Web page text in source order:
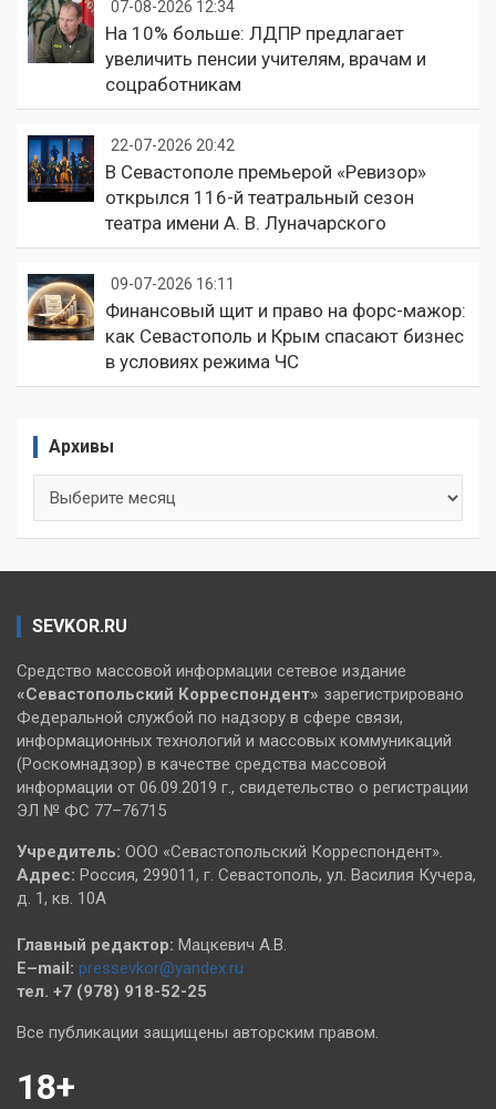
07-08-2026 12:34
На 10% больше: ЛДПР предлагает
увеличить пенсии учителям, врачам и
соцработникам
22-07-2026 20:42
В Севастополе премьерой «Ревизор»
открылся 116-й театральный сезон
театра имени А. В. Луначарского
09-07-2026 16:11
Финансовый щит и право на форс-мажор:
как Севастополь и Крым спасают бизнес
в условиях режима ЧС
Архивы
SEVKOR.RU
Средство массовой информации сетевое издание
«Севастопольский Корреспондент» зарегистрировано
Федеральной службой по надзору в сфере связи,
информационных технологий и массовых коммуникаций
(Роскомнадзор) в качестве средства массовой
информации от 06.09.2019 г., свидетельство о регистрации
ЭЛ № ФС 77–76715
Учредитель: ООО «Севастопольский Корреспондент».
Адрес: Россия, 299011, г. Севастополь, ул. Василия Кучера,
д. 1, кв. 10А
Главный редактор: Мацкевич А.В.
E–mail: pressevkor@yandex.ru
тел. +7 (978) 918-52-25
Все публикации защищены авторским правом.
18+